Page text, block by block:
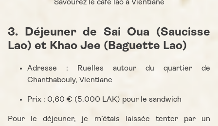
Savourez le café lao à Vientiane
3. Déjeuner de Sai Oua (Saucisse
Lao) et Khao Jee (Baguette Lao)
Adresse : Ruelles autour du quartier de
Chanthabouly, Vientiane
Prix : 0,60 € (5.000 LAK) pour le sandwich
Pour le déjeuner, je m’étais laissée tenter par un